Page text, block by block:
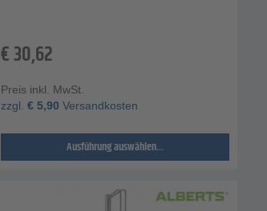
€30,62
Preis inkl. MwSt.
zzgl. € 5,90 Versandkosten
Ausführung auswählen...